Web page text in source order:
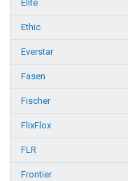
Elite
Ethic
Everstar
Fasen
Fischer
FlixFlox
FLR
Frontier